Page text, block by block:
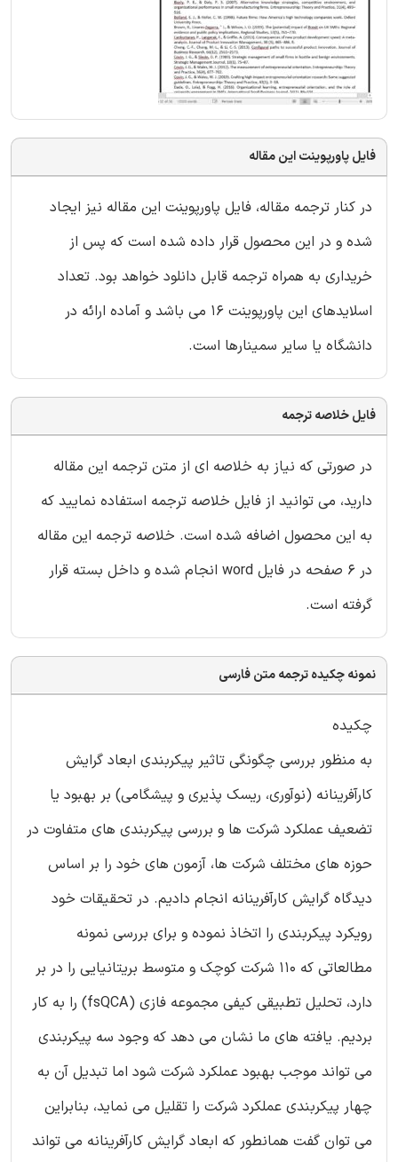
فایل پاورپوینت این مقاله
در کنار ترجمه مقاله، فایل پاورپوینت این مقاله نیز ایجاد
شده و در این محصول قرار داده شده است که پس از
خریداری به همراه ترجمه قابل دانلود خواهد بود. تعداد
اسلایدهای این پاورپوینت 16 می باشد و آماده ارائه در
دانشگاه یا سایر سمینارها است.
فایل خلاصه ترجمه
در صورتی که نیاز به خلاصه ای از متن ترجمه این مقاله
دارید، می توانید از فایل خلاصه ترجمه استفاده نمایید که
به این محصول اضافه شده است. خلاصه ترجمه این مقاله
در 6 صفحه در فایل word انجام شده و داخل بسته قرار
گرفته است.
نمونه چکیده ترجمه متن فارسی
چکیده
به منظور بررسی چگونگی تاثیر پیکربندی ابعاد گرایش
کارآفرینانه (نوآوری، ریسک پذیری و پیشگامی) بر بهبود یا
تضعیف عملکرد شرکت ها و بررسی پیکربندی های متفاوت در
حوزه های مختلف شرکت ها، آزمون های خود را بر اساس
دیدگاه گرایش کارآفرینانه انجام دادیم. در تحقیقات خود
رویکرد پیکربندی را اتخاذ نموده و برای بررسی نمونه
مطالعاتی که 110 شرکت کوچک و متوسط بریتانیایی را در بر
دارد، تحلیل تطبیقی کیفی مجموعه فازی (fsQCA) را به کار
بردیم. یافته های ما نشان می دهد که وجود سه پیکربندی
می تواند موجب بهبود عملکرد شرکت شود اما تبدیل آن به
چهار پیکربندی عملکرد شرکت را تقلیل می نماید، بنابراین
می توان گفت همانطور که ابعاد گرایش کارآفرینانه می تواند